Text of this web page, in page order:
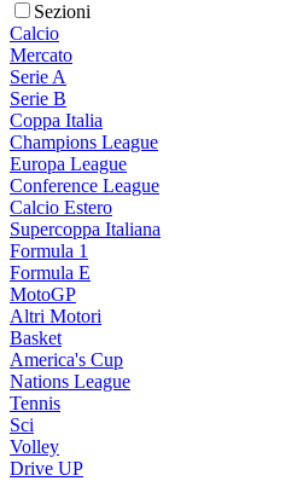
Sezioni
Calcio
Mercato
Serie A
Serie B
Coppa Italia
Champions League
Europa League
Conference League
Calcio Estero
Supercoppa Italiana
Formula 1
Formula E
MotoGP
Altri Motori
Basket
America's Cup
Nations League
Tennis
Sci
Volley
Drive UP